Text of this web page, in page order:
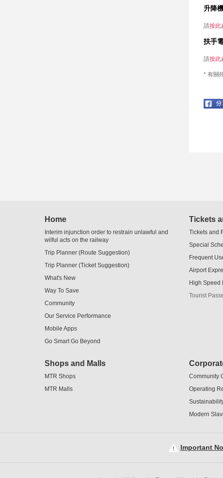
升降
請按此
扶手
請按此
* 有關
Home
Interim injunction order to restrain unlawful and
wilful acts on the railway
Trip Planner (Route Suggestion)
Trip Planner (Ticket Suggestion)
What's New
Way To Save
Community
Our Service Performance
Mobile Apps
Go Smart Go Beyond
Tickets
Tickets and
Special
Frequent
Airport
High Speed
Tourist
Shops and Malls
MTR Shops
MTR Malls
Community
Operating
Modern
Important